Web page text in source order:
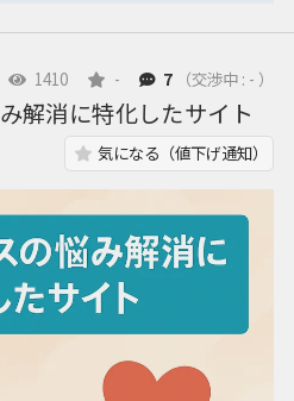
1410 - 7 （交渉中 : - ）
解消に特化したサイト
気になる（値下げ通知）